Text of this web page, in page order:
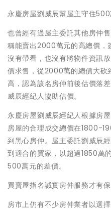
永慶房屋劉威辰幫屋主守住
也曾經有過屋主委託其他房仲
稱能賣出2000萬元的高總價，
沒有帶看，也沒有將物件資訊
價求售，從2000萬的總價大砍
高，認為該名房仲前後估價落
威辰經紀人協助估價。
永慶房屋劉威辰經紀人根據房
房屋的合理成交總價在1800-
到黑心房仲。屋主委託劉威辰
到適合的買家，以超過1850萬
500萬元的差價。
買賣屋指名誠實房仲服務才有
房市上仍有不少房仲業者以選